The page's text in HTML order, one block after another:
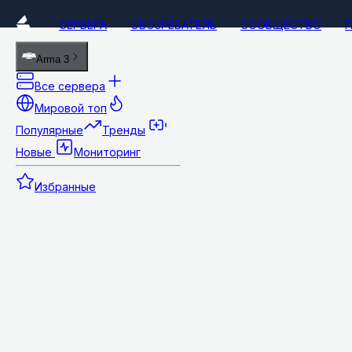
СЕРВЕРА ОБОЗРЕВАТЕЛЬ СООБЩЕСТВО
Arma 3
Все сервера
Мировой топ
Популярные
Тренды
Новые
Мониторинг
Избранные